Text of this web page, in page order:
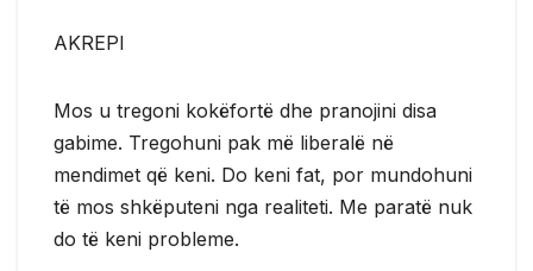
AKREPI
Mos u tregoni kokëfortë dhe pranojini disa
gabime. Tregohuni pak më liberalë në
mendimet që keni. Do keni fat, por mundohuni
të mos shkëputeni nga realiteti. Me paratë nuk
do të keni probleme.